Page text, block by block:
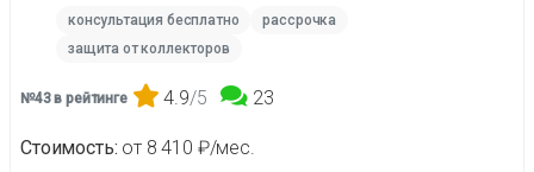
консультация бесплатно
рассрочка
защита от коллекторов
№43 в рейтинге 4.9/5 23
Стоимость от 8 410 ₽/мес.